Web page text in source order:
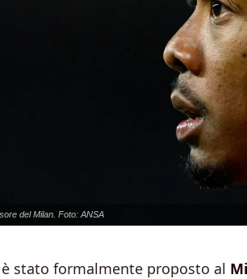
del Milan. Foto: ANSA
è stato formalmente proposto al